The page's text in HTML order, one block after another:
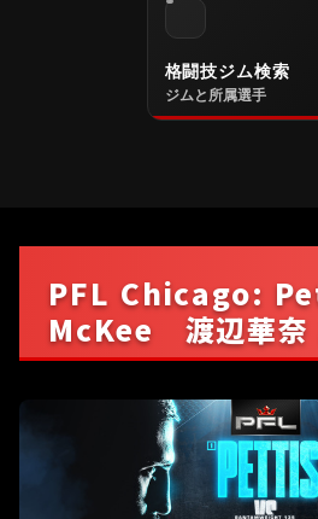
格闘技ジム検索
ジムと所属選手
PFL Chicago:
McKee 渡辺華奈